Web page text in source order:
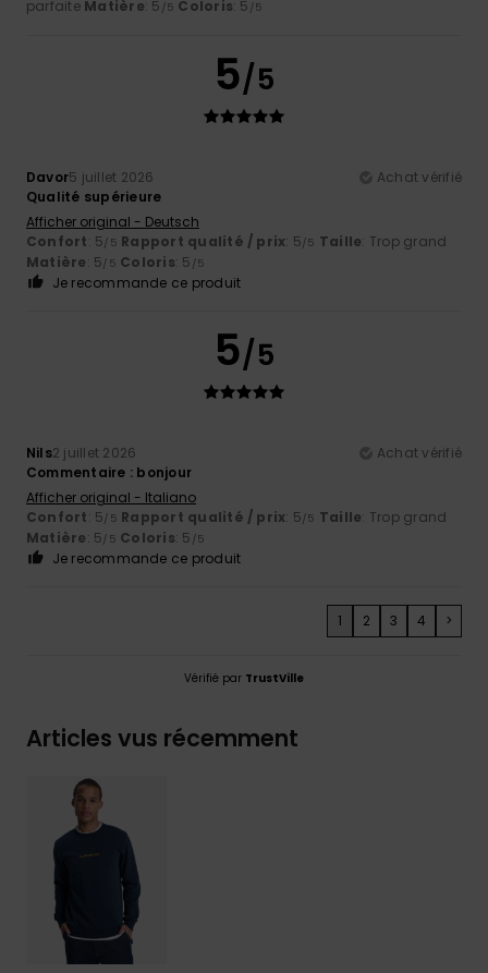
parfaite Matière: 5 /5 Coloris: 5 /5
5/5
Davor5 juillet 2026
Achat vérifié
Qualité supérieure
Afficher original - Deutsch
Confort: 5/5 Rapport qualité / prix: 5/5 Taille: Trop grand
Matière: 5/5 Coloris: 5 /5
Je recommande ce produit
5/5
Nils2 juillet 2026
Achat vérifié
Commentaire : bonjour
Afficher original - Italiano
Confort: 5/5 Rapport qualité / prix: 5/5 Taille: Trop grand
Matière: 5/5 Coloris: 5 /5
Je recommande ce produit
1 2 3 4 >
Vérifié par TrustVille
Articles vus récemment